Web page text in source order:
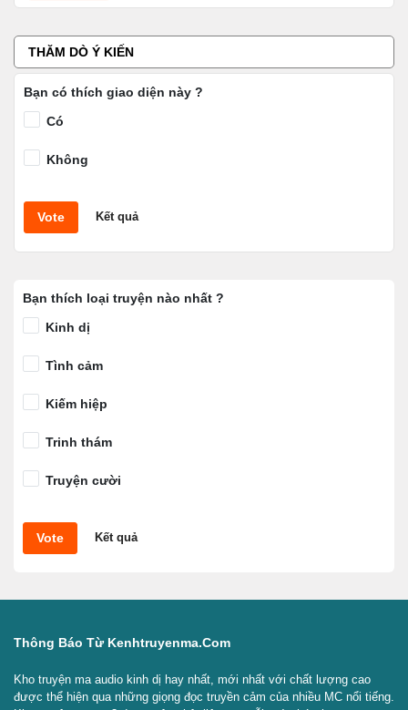
THĂM DÒ Ý KIẾN
Bạn có thích giao diện này ?
Có
Không
Vote Kết quả
Bạn thích loại truyện nào nhất ?
Kinh dị
Tình cảm
Kiếm hiệp
Trinh thám
Truyện cười
Vote Kết quả
Thông Báo Từ Kenhtruyenma.com
Kho truyện ma audio kinh dị hay nhất, mới nhất với chất lượng cao
được thể hiện qua những giọng đọc truyền cảm của nhiều MC nổi tiếng.